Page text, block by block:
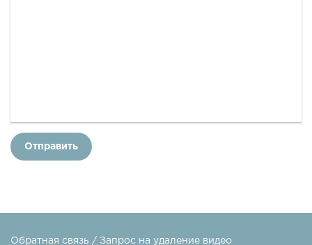
Отправить
Обратная связь / Запрос на удаление видео